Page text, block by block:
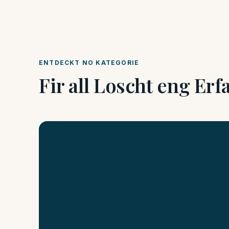
ENTDECKT NO KATEGORIE
Fir all Loscht eng